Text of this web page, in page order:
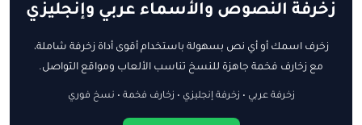
زخرفة النصوص والأسماء عربي وإنجليزي
زخرف اسمك أو أي نص بسهولة باستخدام أقوى أداة زخرفة شاملة،
مع زخارف فخمة جاهزة للنسخ تناسب الألعاب ومواقع التواصل.
زخرفة عربي • زخرفة إنجليزي • زخارف فخمة • نسخ فوري